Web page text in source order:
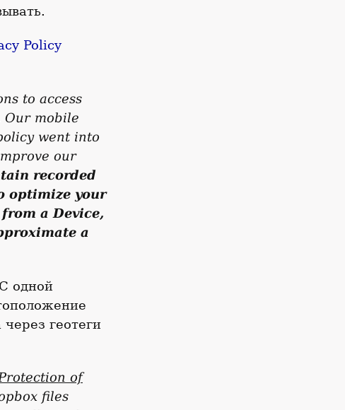
Policy
to access
Our mobile
went into
our
recorded
optimize your
a Device,
a
одной
геотеги
of
files